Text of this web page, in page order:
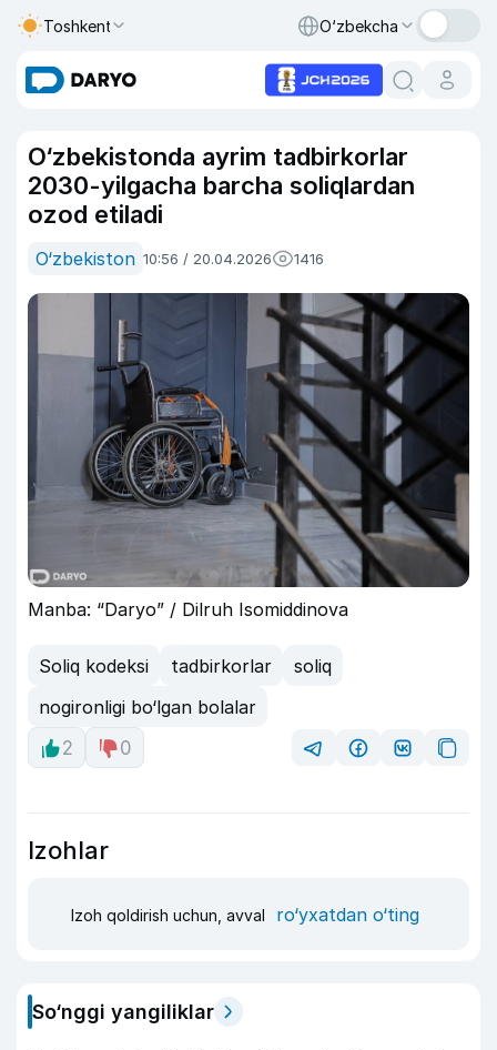
Toshkent O‘zbekcha
O‘zbekistonda ayrim tadbirkorlar
2030-yilgacha barcha soliqlardan
ozod etiladi
O‘zbekiston 10:56 / 20.04.2026 1416
Manba: “Daryo” / Dilruh Isomiddinova
Soliq kodeksi tadbirkorlar
soliq
nogironligi bo‘lgan bolalar
2
0
Izohlar
Izoh qoldirish uchun, avval ro‘yxatdan o‘ting
So‘nggi yangiliklar